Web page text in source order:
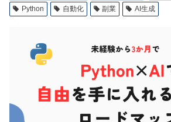
Python
自動化 副業 AI生成